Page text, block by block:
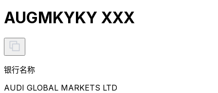
AUGMKYKY XXX
银行名称
AUDI GLOBAL MARKETS LTD